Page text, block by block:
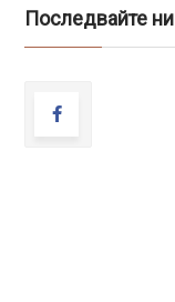
Последвайте ни